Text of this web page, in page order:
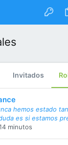
Invitados
hemos estado
es si estamos
minutos